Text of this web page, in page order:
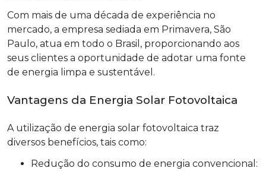
Com mais de uma década de experiência no
mercado, a empresa sediada em Primavera, São
Paulo, atua em todo o Brasil, proporcionando aos
seus clientes a oportunidade de adotar uma fonte
de energia limpa e sustentável.
Vantagens da Energia Solar Fotovoltaica
A utilização de energia solar fotovoltaica traz
diversos benefícios, tais como:
Redução do consumo de energia convencional: